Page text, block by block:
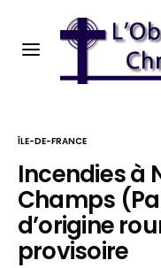
ÎLE-DE-FRANCE
Incendies à
Champs
d’origine
provisoire